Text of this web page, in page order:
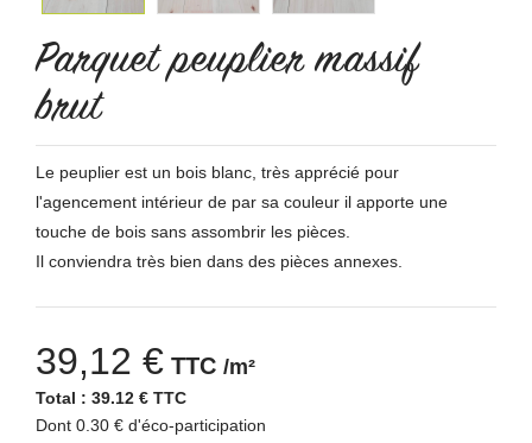
Parquet peuplier massif
brut
Le peuplier est un bois blanc, très apprécié pour
l'agencement intérieur de par sa couleur il apporte une
touche de bois sans assombrir les pièces.
Il conviendra très bien dans des pièces annexes.
39,12 € TTC /m²
Total : 39.12 € TTC
Dont 0.30 € d'éco-participation